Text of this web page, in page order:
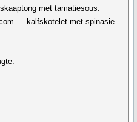
met tamatiesous.
— kalfskotelet met spinasie